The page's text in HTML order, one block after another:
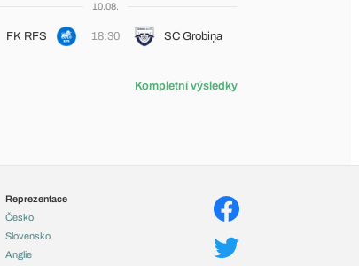
10.08.
FK RFS 18:30 SC Grobiņa
Kompletní výsledky
Reprezentace
Česko
Slovensko
Anglie